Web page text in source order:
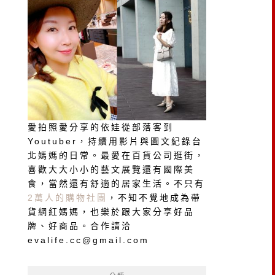
愛拍照愛分享的依娃從部落客到
Youtuber，持續用影片與圖文紀錄台
北媽媽的日常。最愛在百貨公司逛街，
喜歡大大小小的藝文展覽還有國際美
食，當然還有舒適的居家生活。不只有
2萬人的購物社團
，不知不覺地成為帶
貨網紅媽媽，也樂於跟大家分享好品
牌、好商品。合作請洽
evalife.cc@gmail.com